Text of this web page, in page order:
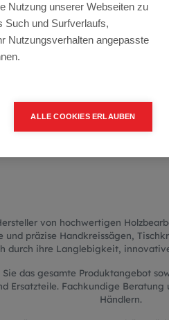
Sie in langlebige
für
von hochwertigen
präzise Handkreissägen,
durch ihre Langlebigkeit,
das gesamte Produktangebot
Ersatzteile. Fachkundige
Händlern.
Nutzung unserer Webseiten zu
Such und Surfverlaufs,
Nutzungsverhalten angepasste
ALLE COOKIES ERLAUBEN